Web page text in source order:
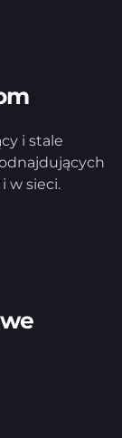
i stale
w sieci.